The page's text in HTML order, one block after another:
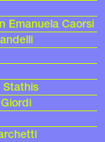
Emanuela Caorsi
Stathis